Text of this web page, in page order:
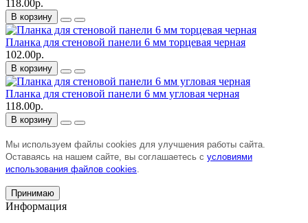
118.00р.
В корзину
Планка для стеновой панели 6 мм торцевая черная
102.00р.
В корзину
Планка для стеновой панели 6 мм угловая черная
118.00р.
В корзину
Мы используем файлы cookies для улучшения работы сайта.
Оставаясь на нашем сайте, вы соглашаетесь с условиями
использования файлов cookies.
Принимаю
Информация